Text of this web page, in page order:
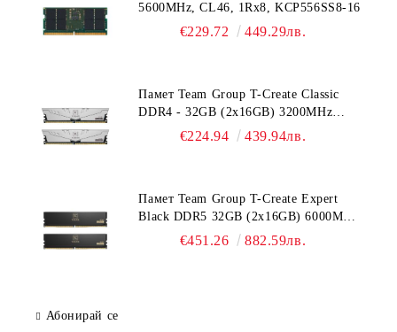
5600MHz, CL46, 1Rx8, KCP556SS8-16
€229.72 449.29лв.
Памет Team Group T-Create Classic
DDR4 - 32GB (2x16GB) 3200MHz
€224.94 439.94лв.
Памет Team Group T-Create Expert
Black DDR5 32GB (2x16GB) 6000MHz
€451.26 882.59лв.
Абонирай се